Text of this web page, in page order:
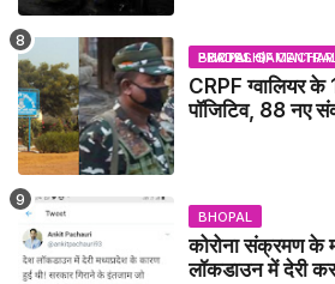
BHOPAL SAMACHAR | NO 1 HINDI NEWS PORTAL OF CENTRAL INDIA (MADHYA PRADESH)
CRPF ग्वालियर के
पॉजिटिव, 88 नए
BHOPAL
कोरोना संक्रमण के
लॉकडाउन में देरी